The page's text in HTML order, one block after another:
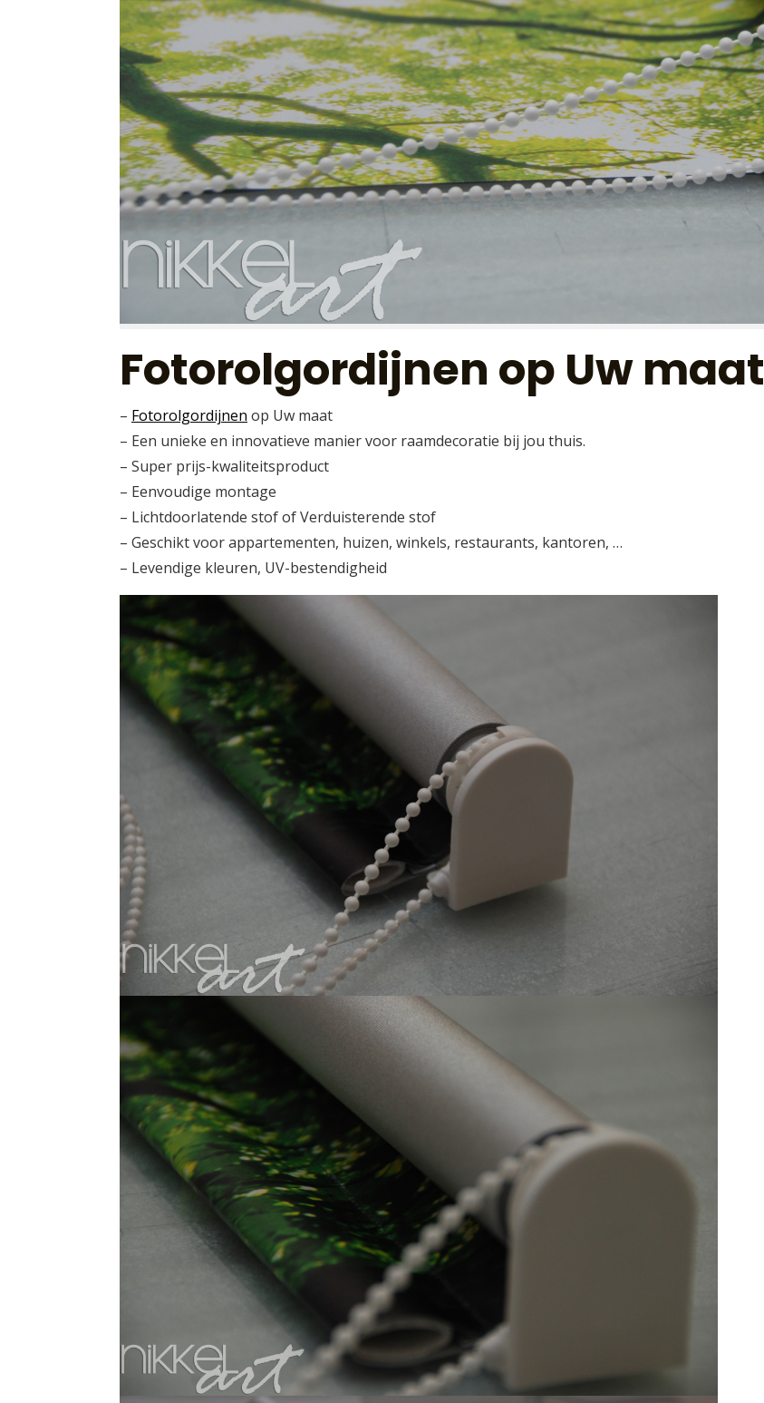
Fotorolgordijnen op Uw maat
– Fotorolgordijnen op Uw maat
– Een unieke en innovatieve manier voor raamdecoratie bij jou thuis.
– Super prijs-kwaliteitsproduct
– Eenvoudige montage
– Lichtdoorlatende stof of Verduisterende stof
– Geschikt voor appartementen, huizen, winkels, restaurants, kantoren, …
– Levendige kleuren, UV-bestendigheid